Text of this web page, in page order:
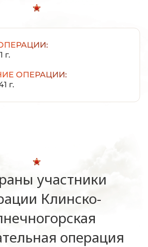
г.
ОПЕРАЦИИ:
г.
участники
Клинско-
операция